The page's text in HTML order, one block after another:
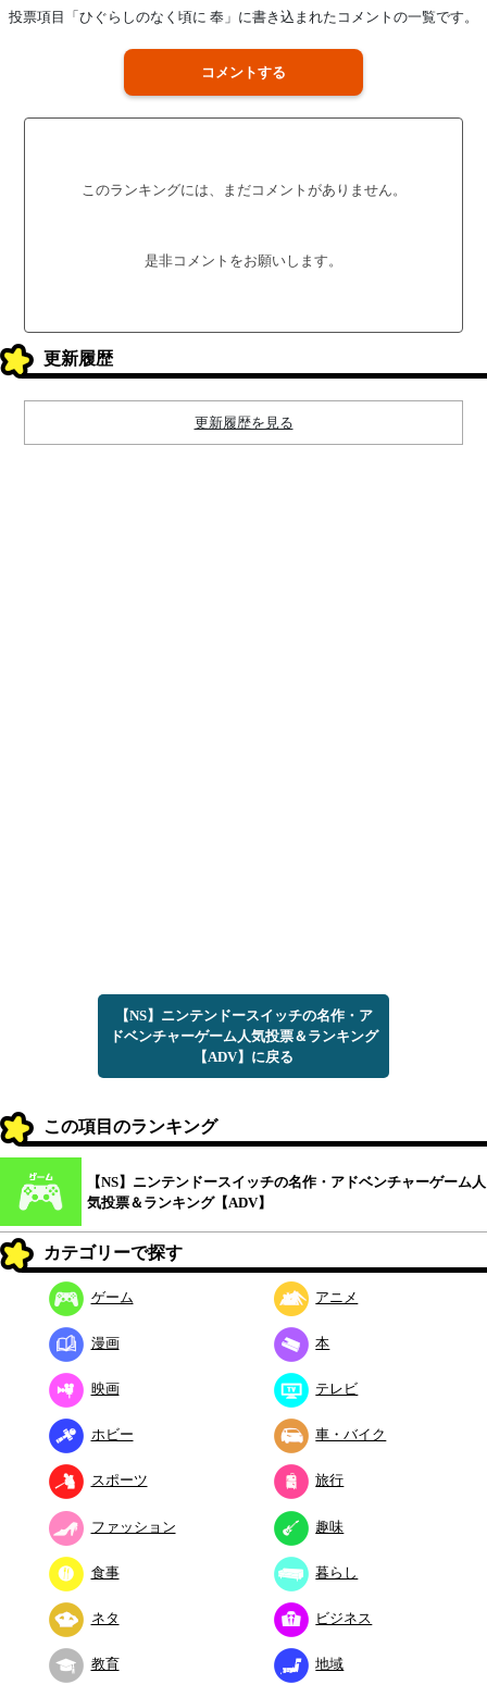
投票項目「ひぐらしのなく頃に 奉」に書き込まれたコメントの一覧です。
コメントする
このランキングには、まだコメントがありません。
是非コメントをお願いします。
更新履歴
更新履歴を見る
【NS】ニンテンドースイッチの名作・ア
ドベンチャーゲーム人気投票＆ランキング
【ADV】に戻る
この項目のランキング
【NS】ニンテンドースイッチの名作・アドベンチャーゲーム人
気投票＆ランキング【ADV】
カテゴリーで探す
ゲーム アニメ
漫画 本
映画 テレビ
ホビー 車・バイク
スポーツ 旅行
ファッション 趣味
食事 暮らし
ネタ ビジネス
教育 地域